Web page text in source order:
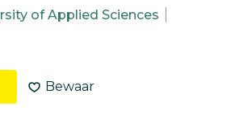
of Applied Sciences
Bewaar